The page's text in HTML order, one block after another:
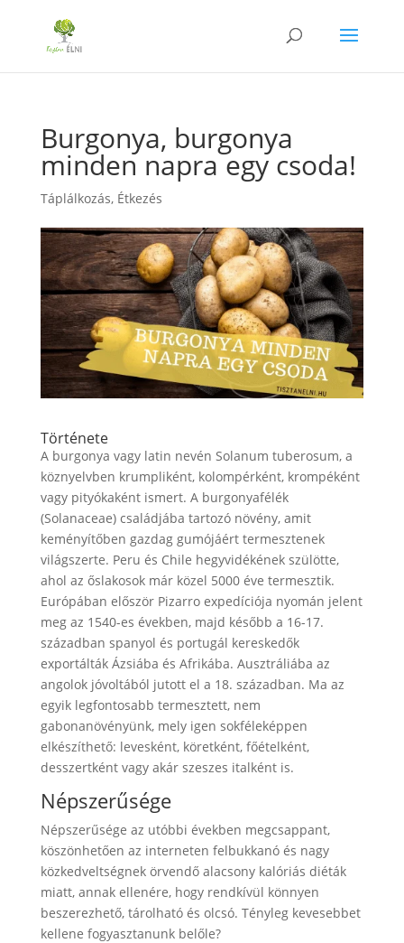
Burgonya, burgonya
minden napra egy csoda!
Táplálkozás, Étkezés
Története
A burgonya vagy latin nevén Solanum tuberosum, a
köznyelvben krumpliként, kolompérként, krompéként
vagy pityókaként ismert. A burgonyafélék
(Solanaceae) családjába tartozó növény, amit
keményítőben gazdag gumójáért termesztenek
világszerte. Peru és Chile hegyvidékének szülötte,
ahol az őslakosok már közel 5000 éve termesztik.
Európában először Pizarro expedíciója nyomán jelent
meg az 1540-es években, majd később a 16-17.
században spanyol és portugál kereskedők
exportálták Ázsiába és Afrikába. Ausztráliába az
angolok jóvoltából jutott el a 18. században. Ma az
egyik legfontosabb termesztett, nem
gabonanövényünk, mely igen sokféleképpen
elkészíthető: levesként, köretként, főételként,
desszertként vagy akár szeszes italként is.
Népszerűsége
Népszerűsége az utóbbi években megcsappant,
köszönhetően az interneten felbukkanó és nagy
közkedveltségnek örvendő alacsony kalóriás diéták
miatt, annak ellenére, hogy rendkívül könnyen
beszerezhető, tárolható és olcsó. Tényleg kevesebbet
kellene fogyasztanunk belőle?